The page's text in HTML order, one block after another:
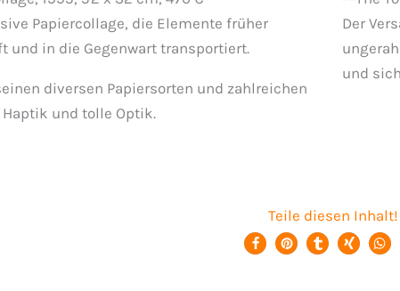
52 x 32 cm
Papiercollage, die Elemente früher
und in die Gegenwart transportiert.
diversen Papiersorten und zahlreichen
und tolle Optik.
Der
und
Teile diesen Inhalt!